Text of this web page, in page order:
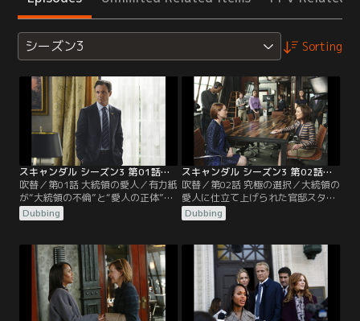
シーズン3 Sorting
スキャンダル シーズン3 第01話／吹替
吹替／第01話 大統領の愛人／有力紙
が“大統領の不倫”と“愛人の正体”を
スクープしたことにより“秘密”が暴
かれたオリヴィアは、瞬く間にスキ
メディアに糾弾されるばかりか、官
邸側はオリヴィアを潰しにかかると
察した父ローワンは、彼女を飛行場
へと連れて行き国外へ脱出するよう
命じる。しかし、機内で密かにサイ
ラスと連絡を…。
Dubbing
スキャンダル シーズン3 第02話／吹替
吹替／第02話 究極の選択／大統領の
愛人に仕立て上げられた官邸スタッ
フ職員のジニーン・ロックは、オリ
ヴィアに助けを求める。間もなくし
オリヴィアは、大統領とジニーンの
間に性的関係はないと語り「汚名を
着せられた友人として無報酬で彼女
の代弁をします」と宣言。ところが
その直後、父ローワンから「ジェイ
クに再会したければ…。
Dubbing